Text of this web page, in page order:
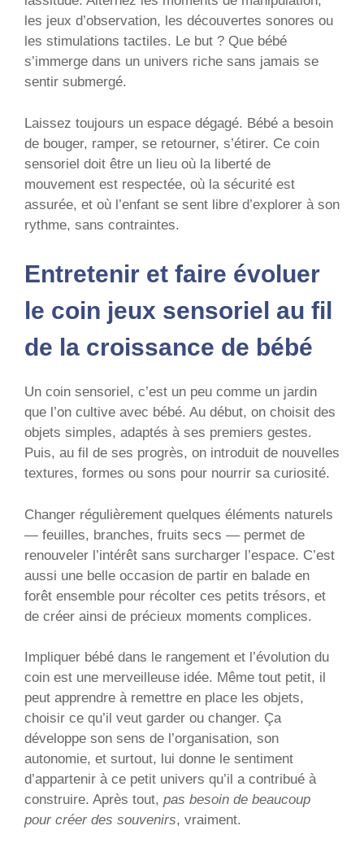
les jeux d’observation, les découvertes sonores ou
les stimulations tactiles. Le but ? Que bébé
s’immerge dans un univers riche sans jamais se
sentir submergé.
Laissez toujours un espace dégagé. Bébé a besoin
de bouger, ramper, se retourner, s’étirer. Ce coin
sensoriel doit être un lieu où la liberté de
mouvement est respectée, où la sécurité est
assurée, et où l’enfant se sent libre d’explorer à son
rythme, sans contraintes.
Entretenir et faire évoluer
le coin jeux sensoriel au fil
de la croissance de bébé
Un coin sensoriel, c’est un peu comme un jardin
que l’on cultive avec bébé. Au début, on choisit des
objets simples, adaptés à ses premiers gestes.
Puis, au fil de ses progrès, on introduit de nouvelles
textures, formes ou sons pour nourrir sa curiosité.
Changer régulièrement quelques éléments naturels
— feuilles, branches, fruits secs — permet de
renouveler l’intérêt sans surcharger l’espace. C’est
aussi une belle occasion de partir en balade en
forêt ensemble pour récolter ces petits trésors, et
de créer ainsi de précieux moments complices.
Impliquer bébé dans le rangement et l’évolution du
coin est une merveilleuse idée. Même tout petit, il
peut apprendre à remettre en place les objets,
choisir ce qu’il veut garder ou changer. Ça
développe son sens de l’organisation, son
autonomie, et surtout, lui donne le sentiment
d’appartenir à ce petit univers qu’il a contribué à
construire. Après tout, pas besoin de beaucoup
pour créer des souvenirs, vraiment.